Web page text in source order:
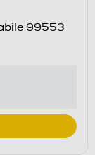
99553